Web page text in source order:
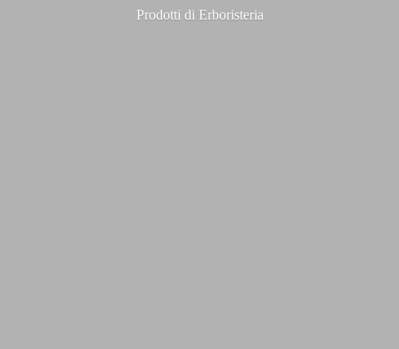
Prodotti di Erboristeria